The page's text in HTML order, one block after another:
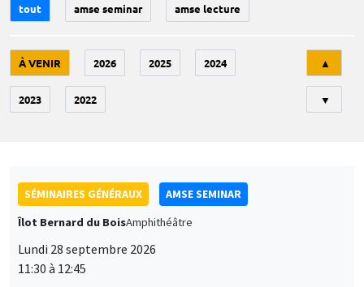
tout amse seminar amse lecture
À VENIR 2026 2025 2024
2023 2022
▲
▼
SÉMINAIRES GÉNÉRAUX
AMSE SEMINAR
Îlot Bernard du BoisAmphithéâtre
Lundi 28 septembre 2026
11:30 à 12:45